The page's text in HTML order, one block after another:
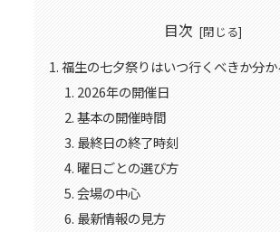
目次
福生の七夕祭りはいつ行くべきか分
2026年の開催日
基本の開催時間
最終日の終了時刻
曜日ごとの選び方
会場の中心
最新情報の見方